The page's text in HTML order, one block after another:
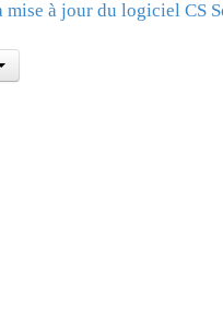
à jour du logiciel CS